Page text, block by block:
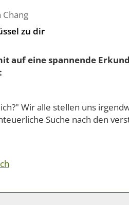
Chang
zu dir
auf eine spannende
Wir alle stellen uns
Suche nach den